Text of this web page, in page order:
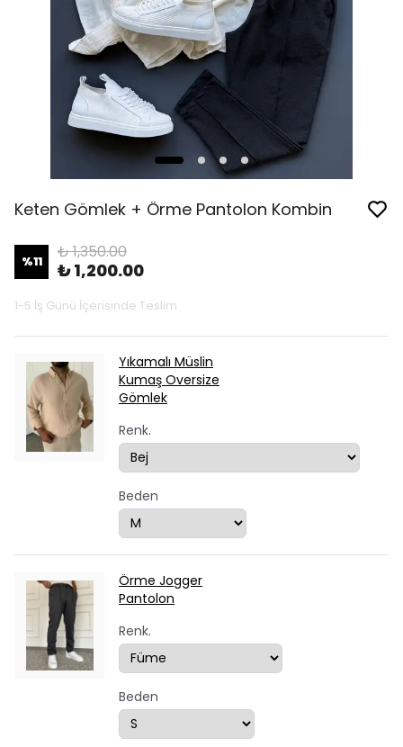
Keten Gömlek + Örme Pantolon Kombin
%11 ₺ 1,350.00
₺ 1,200.00
1-5 İş Günü İçerisinde Teslim
Yıkamalı Müslin
Kumaş Oversize
Gömlek
Renk.
Beden
Örme Jogger
Pantolon
Renk.
Beden